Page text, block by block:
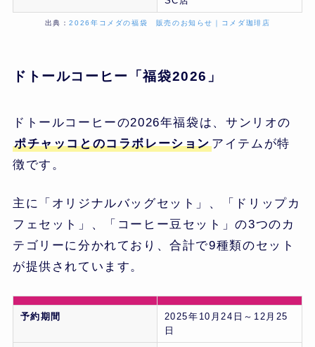
出典：2026年コメダの福袋 販売のお知らせ｜コメダ珈琲店
ドトールコーヒー「福袋2026」
ドトールコーヒーの2026年福袋は、サンリオの
ポチャッコとのコラボレーションアイテムが特
徴です。
主に「オリジナルバッグセット」、「ドリップカ
フェセット」、「コーヒー豆セット」の3つのカ
テゴリーに分かれており、合計で9種類のセット
が提供されています。
予約期間
2025年10月24日～12月25
日